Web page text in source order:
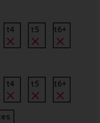
t4 t5 t6+
t4 t5 t6+